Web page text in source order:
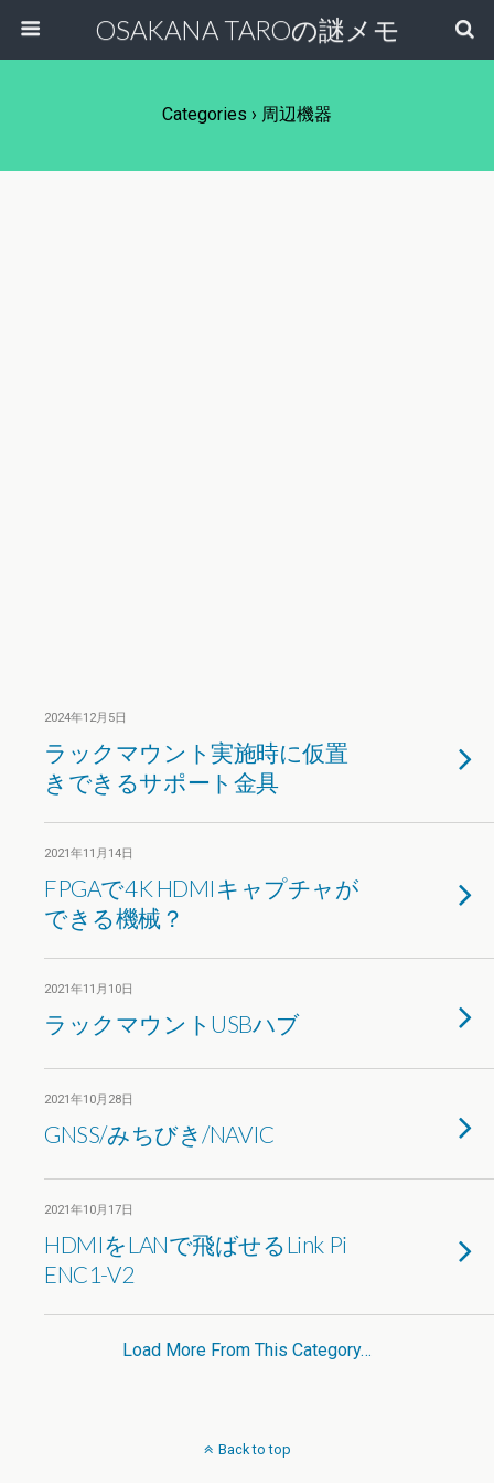
OSAKANA TAROの謎メモ
Categories › 周辺機器
2024年12月5日
ラックマウント実施時に仮置
きできるサポート金具
2021年11月14日
FPGAで4K HDMIキャプチャが
できる機械？
2021年11月10日
ラックマウントUSBハブ
2021年10月28日
GNSS/みちびき/NAVIC
2021年10月17日
HDMIをLANで飛ばせるLink Pi
ENC1-V2
Load More From This Category…
Back to top